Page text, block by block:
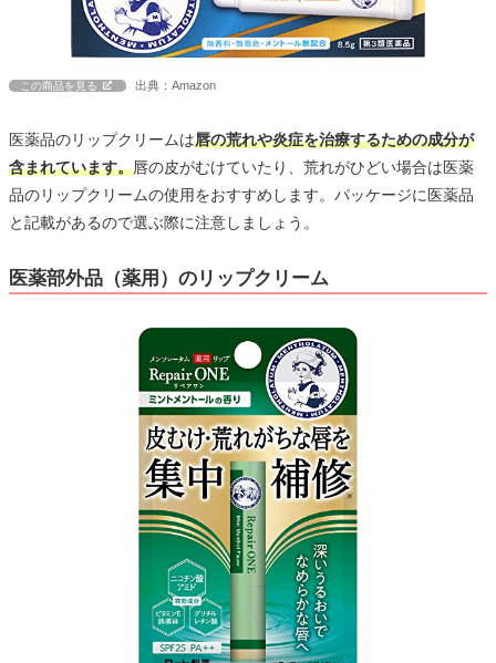
この商品を見る 出典：Amazon
医薬品のリップクリームは唇の荒れや炎症を治療するための成分が
含まれています。唇の皮がむけていたり、荒れがひどい場合は医薬
品のリップクリームの使用をおすすめします。パッケージに医薬品
と記載があるので選ぶ際に注意しましょう。
医薬部外品（薬用）のリップクリーム